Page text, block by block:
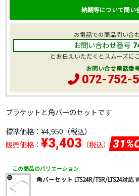
ブラケットと角バーのセットです
標準価格： ¥4,950 （税込）
販売価格： ¥3,403（税込）
この商品のバリエーション
角バーセット LTS24R/TSR/LTS24対応
納期等について問い
お電話での商品問い合
お問い合わせ番号
とお伝えいただくとスムーズに
お問い合せ電話番
072-752-